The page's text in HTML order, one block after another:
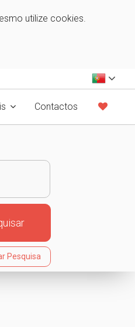
utilize cookies.
Contactos
Pesquisa